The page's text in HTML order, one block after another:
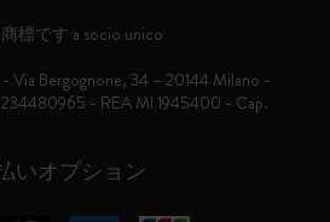
いオプション
標です a socio unico
Via Bergognone, 34 – 20144 Milano -
- REA MI 1945400 - Cap.